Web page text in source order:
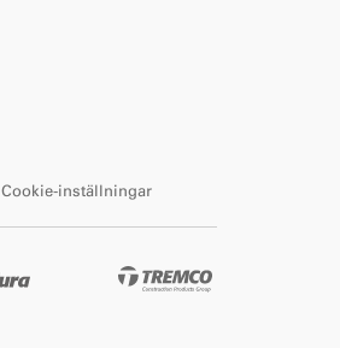
Cookie-inställningar